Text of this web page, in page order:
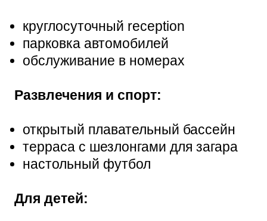
круглосуточный reception
парковка автомобилей
обслуживание в номерах
Развлечения и спорт:
открытый плавательный бассейн
терраса с шезлонгами для загара
настольный футбол
Для детей: